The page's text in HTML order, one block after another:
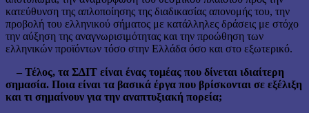
κατεύθυνση της απλοποίησης της διαδικασίας απονομής του, την
προβολή του ελληνικού σήματος με κατάλληλες δράσεις με στόχο
την αύξηση της αναγνωρισιμότητας και την προώθηση των
ελληνικών προϊόντων τόσο στην Ελλάδα όσο και στο εξωτερικό.
– Τέλος, τα ΣΔΙΤ είναι ένας τομέας που δίνεται ιδιαίτερη
σημασία. Ποια είναι τα βασικά έργα που βρίσκονται σε εξέλιξη
και τι σημαίνουν για την αναπτυξιακή πορεία;